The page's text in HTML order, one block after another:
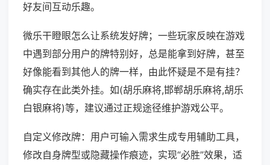
好友间互动乐趣。
微乐干瞪眼怎么让系统发好牌；一些玩家反映在游戏
中遇到部分用户的牌特别好，总是能拿到好牌，甚至
好像能看到其他人的牌一样，由此怀疑是不是有挂？
确实存在此类外挂。如(胡乐麻将,邯郸胡乐麻将,胡乐
白银麻将)等，建议通过正规途径维护游戏公平。
自定义修改牌：用户可输入需求生成专用辅助工具，
修改自身牌型或隐藏操作痕迹，实现“必胜”效果，适